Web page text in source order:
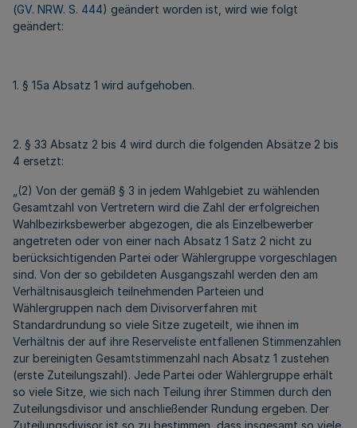
(GV. NRW. S. 444) geändert worden ist, wird wie folgt
geändert:
1. § 15a Absatz 1 wird aufgehoben.
2. § 33 Absatz 2 bis 4 wird durch die folgenden Absätze 2 bis
4 ersetzt:
„(2) Von der gemäß § 3 in jedem Wahlgebiet zu wählenden
Gesamtzahl von Vertretern wird die Zahl der erfolgreichen
Wahlbezirksbewerber abgezogen, die als Einzelbewerber
angetreten oder von einer nach Absatz 1 Satz 2 nicht zu
berücksichtigenden Partei oder Wählergruppe vorgeschlagen
sind. Von der so gebildeten Ausgangszahl werden den am
Verhältnisausgleich teilnehmenden Parteien und
Wählergruppen nach dem Divisorverfahren mit
Standardrundung so viele Sitze zugeteilt, wie ihnen im
Verhältnis der auf ihre Reserveliste entfallenen Stimmenzahlen
zur bereinigten Gesamtstimmenzahl nach Absatz 1 zustehen
(erste Zuteilungszahl). Jede Partei oder Wählergruppe erhält
so viele Sitze, wie sich nach Teilung ihrer Stimmen durch den
Zuteilungsdivisor und anschließender Rundung ergeben. Der
Zuteilungsdivisor ist so zu bestimmen, dass insgesamt so viele